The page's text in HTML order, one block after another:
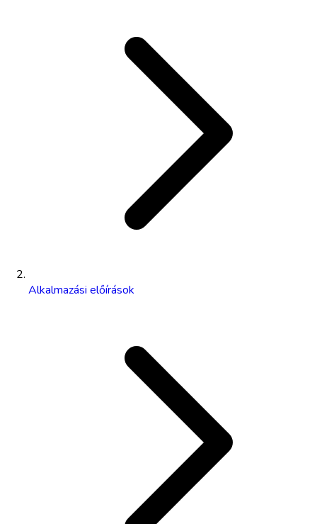
Alkalmazási előírások